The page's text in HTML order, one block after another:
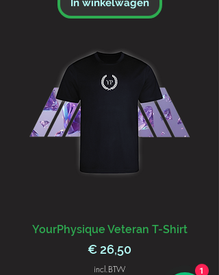
In winkelwagen
YourPhysique Veteran T-Shirt
Prijs
€ 26,50
incl.BTW 1